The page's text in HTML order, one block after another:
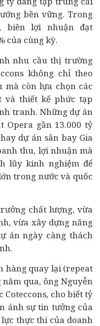
bền vững. Trong
biên lợi nhuận đạt
của cùng kỳ.
nhu cầu thị trường
không chỉ theo
mà còn lựa chọn các
và thiết kế phức tạp
tranh. Những dự án
Opera gần 13.000 tỷ
dự án sân bay Gia
thu, lợi nhuận mà
lũy kinh nghiệm để
trong nước và quốc
chất lượng, vừa
vừa xây dựng năng
án ngày càng thách
hàng quay lại (repeat
qua, ông Nguyễn
Coteccons, cho biết tỷ
ánh sự tin tưởng của
thực thi của doanh